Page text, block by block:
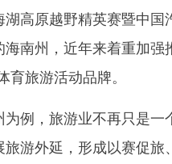
原越野精英赛暨中国
南州，近年来着重加强
育旅游活动品牌。
，旅游业不再只是一
旅游外延，形成以赛促